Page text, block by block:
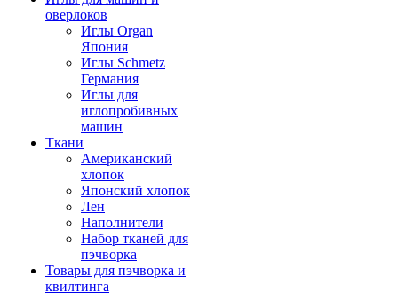
оверлоков
Иглы Organ
Япония
Иглы Schmetz
Германия
Иглы для
иглопробивных
машин
Ткани
Американский
хлопок
Японский хлопок
Лен
Наполнители
Набор тканей для
пэчворка
Товары для пэчворка и
квилтинга